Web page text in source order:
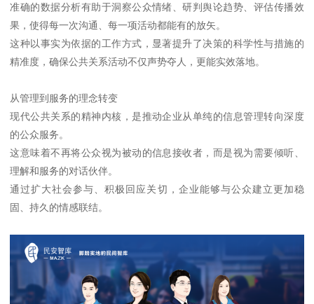
准确的数据分析有助于洞察公众情绪、研判舆论趋势、评估传播效
果，使得每一次沟通、每一项活动都能有的放矢。
这种以事实为依据的工作方式，显著提升了决策的科学性与措施的
精准度，确保公共关系活动不仅声势夺人，更能实效落地。
从管理到服务的理念转变
现代公共关系的精神内核，是推动企业从单纯的信息管理转向深度
的公众服务。
这意味着不再将公众视为被动的信息接收者，而是视为需要倾听、
理解和服务的对话伙伴。
通过扩大社会参与、积极回应关切，企业能够与公众建立更加稳
固、持久的情感联结。